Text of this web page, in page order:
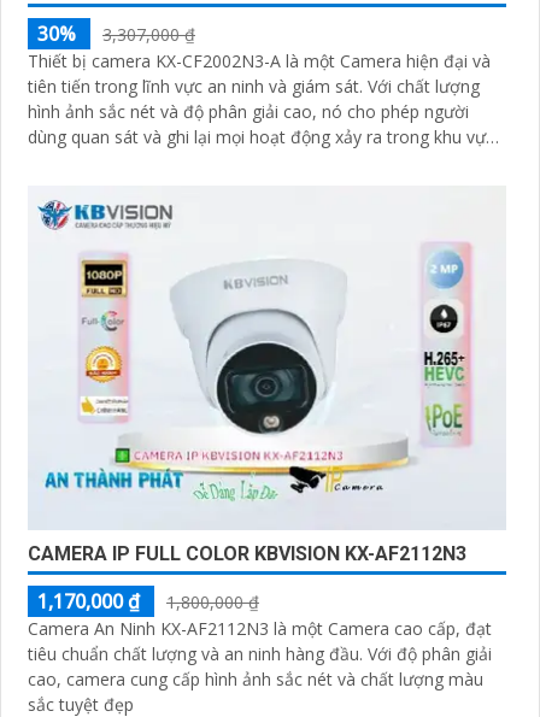
30%
3,307,000 ₫
Thiết bị camera KX-CF2002N3-A là một Camera hiện đại và
tiên tiến trong lĩnh vực an ninh và giám sát. Với chất lượng
hình ảnh sắc nét và độ phân giải cao, nó cho phép người
dùng quan sát và ghi lại mọi hoạt động xảy ra trong khu vực
CAMERA IP FULL COLOR KBVISION KX-AF2112N3
1,170,000 ₫
1,800,000 ₫
Camera An Ninh KX-AF2112N3 là một Camera cao cấp, đạt
tiêu chuẩn chất lượng và an ninh hàng đầu. Với độ phân giải
cao, camera cung cấp hình ảnh sắc nét và chất lượng màu
sắc tuyệt đẹp